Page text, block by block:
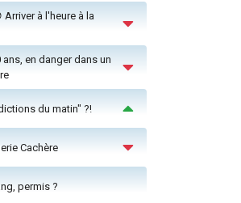
à l'heure à la
ans, en danger dans un
du matin" ?!
Cachère
permis ?